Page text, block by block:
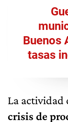
Buenos
tasas
La actividad
crisis de